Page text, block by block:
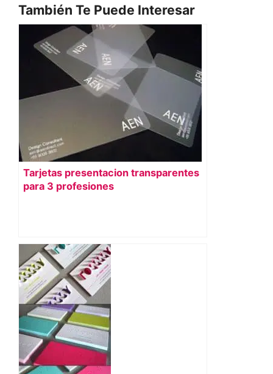
También Te Puede Interesar
Tarjetas presentacion transparentes
para 3 profesiones